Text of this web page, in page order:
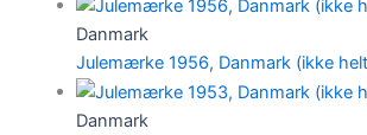
Danmark
Julemærke 1956, Danmark (ikke
Danmark